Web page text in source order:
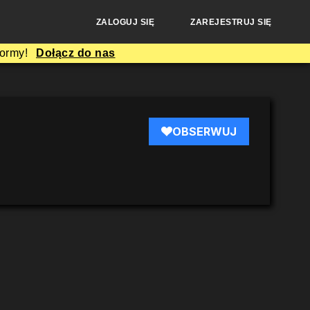
ZALOGUJ SIĘ ZAREJESTRUJ SIĘ
Dołącz do nas
OBSERWUJ